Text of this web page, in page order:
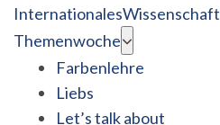
InternationalesWissenschaft
Themenwoche
Farbenlehre
Liebs
Let’s talk about